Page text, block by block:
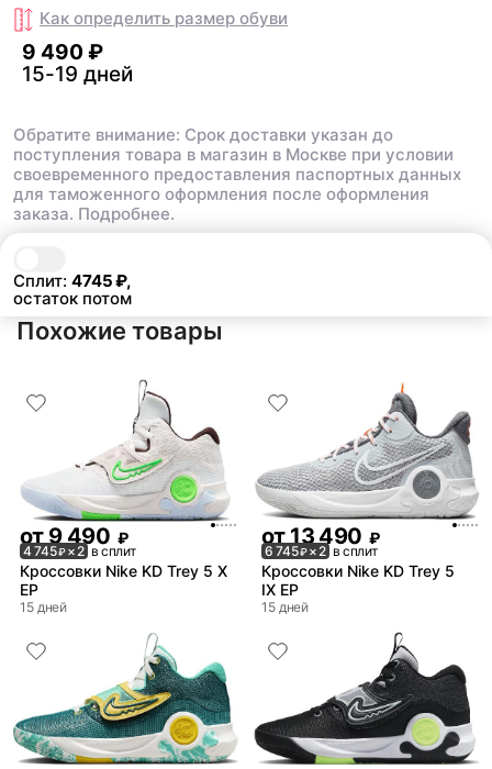
Сплит: 4745₽,
остаток потом
Как определить размер обуви
9 490 ₽
15-19 дней
Обратите внимание: Срок доставки указан до
поступления товара в магазин в Москве при условии
своевременного предоставления паспортных данных
для таможенного оформления после оформления
заказа. Подробнее.
Похожие товары
от 9 490 ₽
4 745₽× 2 в сплит
Кроссовки Nike KD Trey 5 X
EP
15 дней
от 13 490 ₽
6 745₽× 2 в сплит
Кроссовки Nike KD Trey 5
IX EP
15 дней